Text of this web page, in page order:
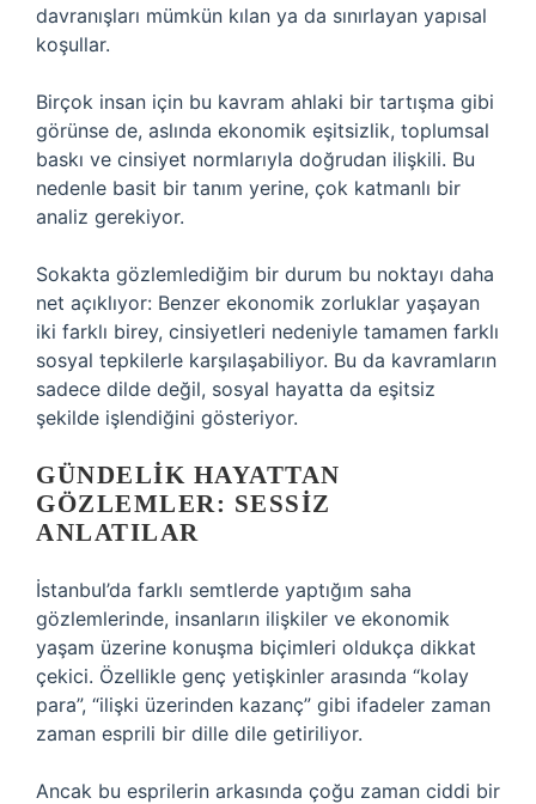
davranışları mümkün kılan ya da sınırlayan yapısal
koşullar.
Birçok insan için bu kavram ahlaki bir tartışma gibi
görünse de, aslında ekonomik eşitsizlik, toplumsal
baskı ve cinsiyet normlarıyla doğrudan ilişkili. Bu
nedenle basit bir tanım yerine, çok katmanlı bir
analiz gerekiyor.
Sokakta gözlemlediğim bir durum bu noktayı daha
net açıklıyor: Benzer ekonomik zorluklar yaşayan
iki farklı birey, cinsiyetleri nedeniyle tamamen farklı
sosyal tepkilerle karşılaşabiliyor. Bu da kavramların
sadece dilde değil, sosyal hayatta da eşitsiz
şekilde işlendiğini gösteriyor.
GÜNDELIK HAYATTAN
GÖZLEMLER: SESSIZ
ANLATILAR
İstanbul’da farklı semtlerde yaptığım saha
gözlemlerinde, insanların ilişkiler ve ekonomik
yaşam üzerine konuşma biçimleri oldukça dikkat
çekici. Özellikle genç yetişkinler arasında “kolay
para”, “ilişki üzerinden kazanç” gibi ifadeler zaman
zaman esprili bir dille dile getiriliyor.
Ancak bu esprilerin arkasında çoğu zaman ciddi bir